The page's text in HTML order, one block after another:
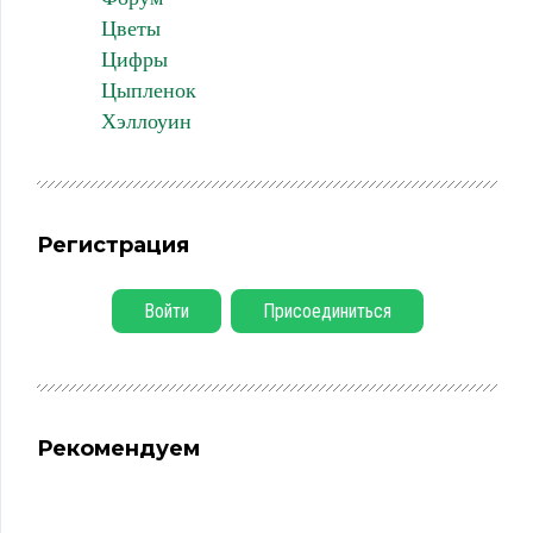
Цветы
Цифры
Цыпленок
Хэллоуин
Регистрация
Войти Присоединиться
Рекомендуем